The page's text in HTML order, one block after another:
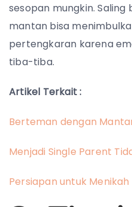
sesopan mungkin.
mantan bisa
pertengkaran karena
tiba-tiba.
Artikel Terkait :
Berteman dengan
Menjadi Single Parent
Persiapan untuk Menikah